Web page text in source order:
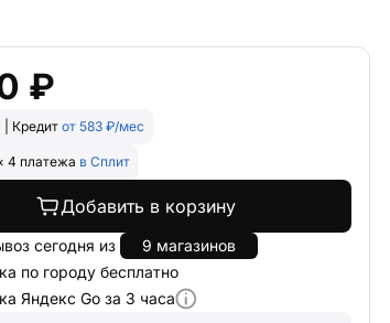
₽
| Кредитот 583 ₽/мес
4 платежа в Сплит
Добавить в корзину
сегодня из
9 магазинов
по городу бесплатно
Яндекс Go за 3 часа